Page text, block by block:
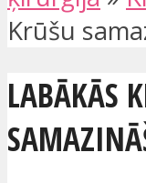
Krūšu
LABĀKĀS